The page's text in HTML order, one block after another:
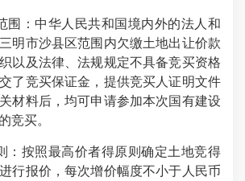
：中华人民共和国境内外的法人和
明市沙县区范围内欠缴土地出让价款
以及法律、法规规定不具备竞买资格
了竞买保证金，提供竞买人证明文件
材料后，均可申请参加本次国有建设
竞买。
按照最高价者得原则确定土地竞得
行报价，每次增价幅度不小于人民币